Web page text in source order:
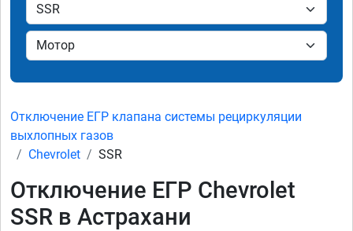
Отключение ЕГР клапана системы рециркуляции
выхлопных газов
Chevrolet
SSR
Отключение ЕГР Chevrolet
SSR в Астрахани